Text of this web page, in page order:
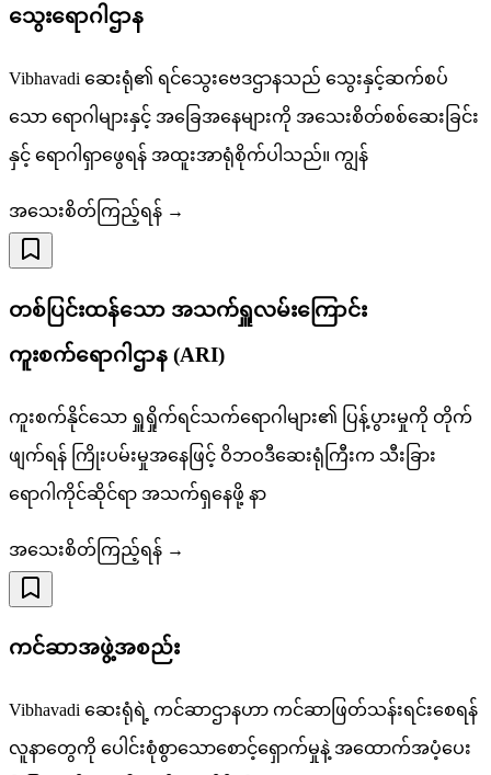
သွေးရောဂါဌာန
Vibhavadi ဆေးရုံ၏ ရင်သွေးဗေဒဌာနသည် သွေးနှင့်ဆက်စပ်
သော ရောဂါများနှင့် အခြေအနေများကို အသေးစိတ်စစ်ဆေးခြင်း
နှင့် ရောဂါရှာဖွေရန် အထူးအာရုံစိုက်ပါသည်။ ကျွန်
အသေးစိတ်ကြည့်ရန် →
တစ်ပြင်းထန်သော အသက်ရှူလမ်းကြောင်း
ကူးစက်ရောဂါဌာန (ARI)
ကူးစက်နိုင်သော ရှူရှိုက်ရင်သက်ရောဂါများ၏ ပြန့်ပွားမှုကို တိုက်
ဖျက်ရန် ကြိုးပမ်းမှုအနေဖြင့် ဝိဘဝဒီဆေးရုံကြီးက သီးခြား
ရောဂါကိုင်ဆိုင်ရာ အသက်ရှနေဖို့ နာ
အသေးစိတ်ကြည့်ရန် →
ကင်ဆာအဖွဲ့အစည်း
Vibhavadi ဆေးရုံရဲ့ ကင်ဆာဌာနဟာ ကင်ဆာဖြတ်သန်းရင်းစေရန်
လူနာတွေကို ပေါင်းစုံစွာသောစောင့်ရှောက်မှုနဲ့ အထောက်အပံ့ပေး